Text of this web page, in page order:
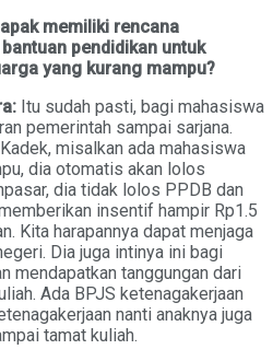
memiliki rencana
pendidikan untuk
yang kurang mampu?
Itu sudah pasti, bagi mahasiswa
pemerintah sampai sarjana.
misalkan ada mahasiswa
dia otomatis akan lolos
dia tidak lolos PPDB dan
insentif hampir Rp1.5
Kita harapannya dapat menjaga
Dia juga intinya ini bagi
mendapatkan tanggungan dari
Ada BPJS ketenagakerjaan
nanti anaknya juga
tamat kuliah.